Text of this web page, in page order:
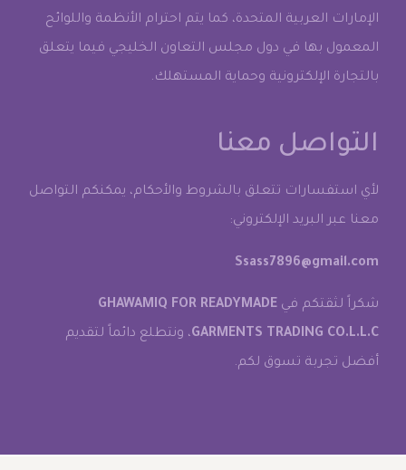
الإمارات العربية المتحدة، كما يتم احترام الأنظمة واللوائح
المعمول بها في دول مجلس التعاون الخليجي فيما يتعلق
بالتجارة الإلكترونية وحماية المستهلك.
التواصل معنا
لأي استفسارات تتعلق بالشروط والأحكام، يمكنكم التواصل
معنا عبر البريد الإلكتروني:
Ssass7896@gmail.com
شكراً لثقتكم في GHAWAMIQ FOR READYMADE
GARMENTS TRADING CO.L.L.C، ونتطلع دائماً لتقديم
أفضل تجربة تسوق لكم.